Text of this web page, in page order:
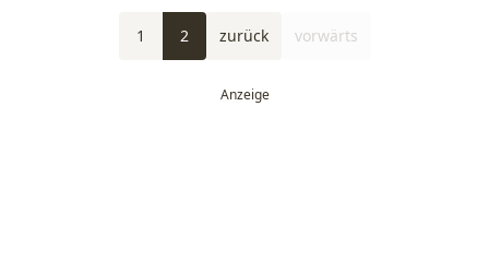
1 2 zurück vorwärts